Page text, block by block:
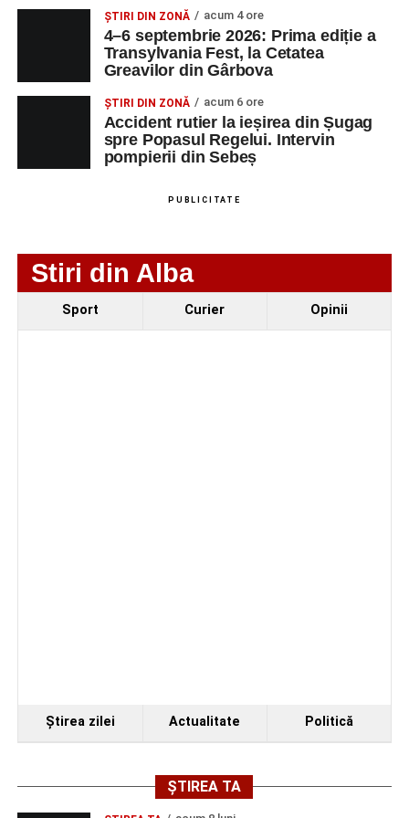
Technology Srl
OPERATOR LA
MASINI-UNELTE
CU COMANDA
NUMERICA
1 0752826367
Ultimele știri din Sebeș
4–6 septembrie 2026: Prima ediție a Transylvania
ȘTIRI DIN ZONĂ acum 4 ore
4–6 septembrie 2026: Prima ediție a
Transylvania Fest, la Cetatea
Greavilor din Gârbova
ȘTIRI DIN ZONĂ acum 6 ore
Accident rutier la ieșirea din Șugag
spre Popasul Regelui. Intervin
pompierii din Sebeș
PUBLICITATE
Stiri din Alba
Sport Curier Opinii
Ştirea zilei Actualitate Politică
ȘTIREA TA